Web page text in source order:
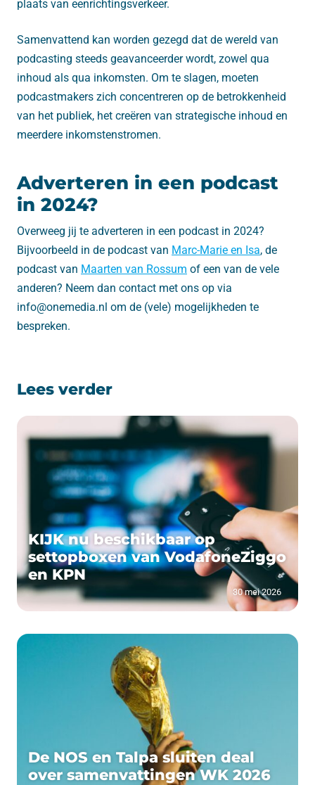
plaats van eenrichtingsverkeer.
Samenvattend kan worden gezegd dat de wereld van
podcasting steeds geavanceerder wordt, zowel qua
inhoud als qua inkomsten. Om te slagen, moeten
podcastmakers zich concentreren op de betrokkenheid
van het publiek, het creëren van strategische inhoud en
meerdere inkomstenstromen.
Adverteren in een podcast
in 2024?
Overweeg jij te adverteren in een podcast in 2024?
Bijvoorbeeld in de podcast van Marc-Marie en Isa, de
podcast van Maarten van Rossum of een van de vele
anderen? Neem dan contact met ons op via
info@onemedia.nl om de (vele) mogelijkheden te
bespreken.
Lees verder
KIJK nu beschikbaar op
settopboxen van VodafoneZiggo
en KPN
30 mei 2026
De NOS en Talpa sluiten deal
over samenvattingen WK 2026